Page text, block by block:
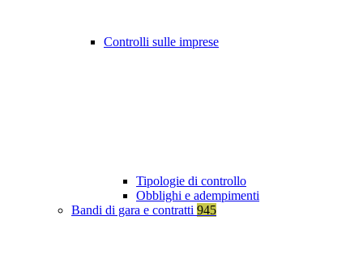
Controlli sulle imprese
Tipologie di controllo
Obblighi e adempimenti
Bandi di gara e contratti 945